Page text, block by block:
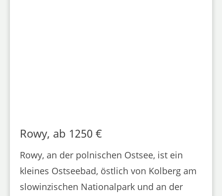
Rowy, ab 1250 €
Rowy, an der polnischen Ostsee, ist ein
kleines Ostseebad, östlich von Kolberg am
slowinzischen Nationalpark und an der